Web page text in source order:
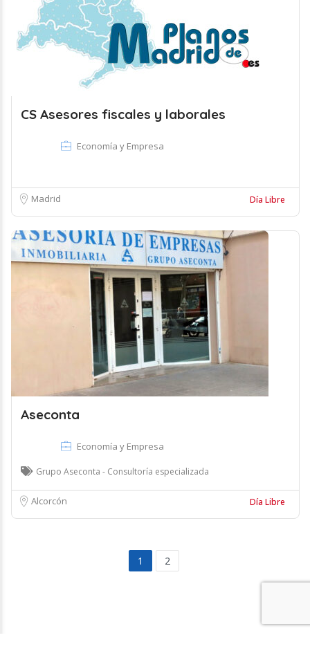
CS Asesores fiscales y laborales
Economía y Empresa
Madrid Día Libre
Aseconta
Economía y Empresa
Grupo Aseconta - Consultoría especializada
Alcorcón Día Libre
1 2